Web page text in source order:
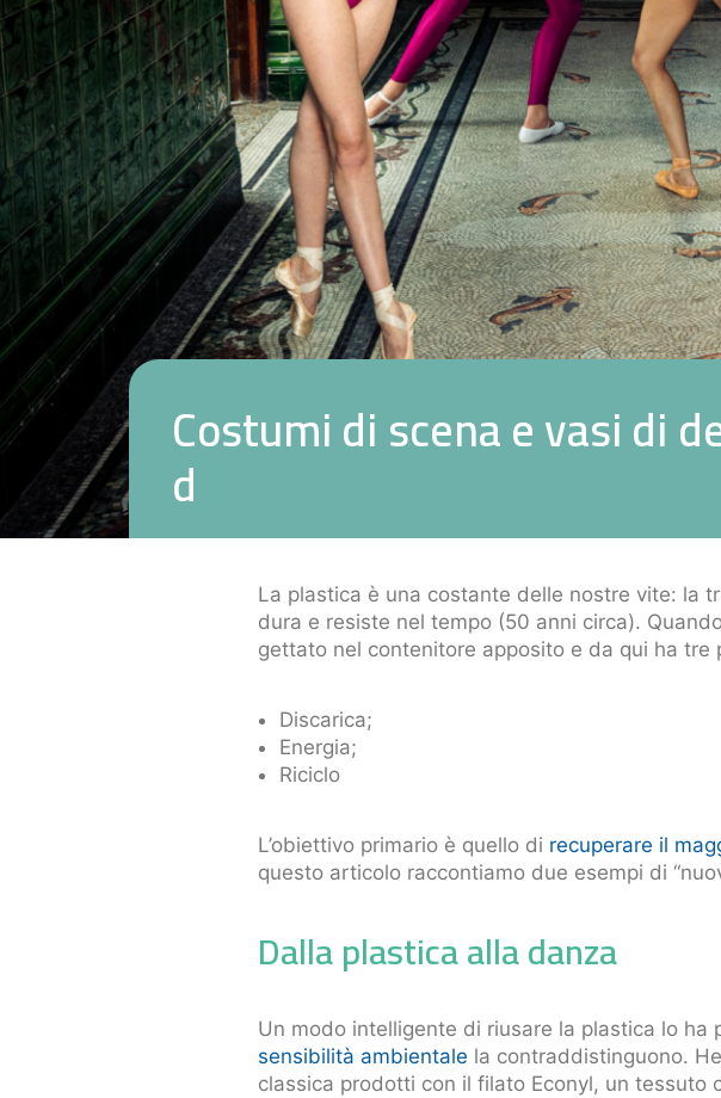
Costumidiscenaevasidid
d
La plastica è una costante delle nostre vite: la
dura e resiste nel tempo (50 anni circa).
gettato nel contenitore apposito e da qui ha tre
Discarica;
Energia;
Riciclo
L’obiettivo primario è quello di recuperare il
questo articolo raccontiamo due esempi di
Dalla plastica alla danza
Un modo intelligente di riusare la plastica lo ha
sensibilità ambientale la contraddistinguono.
classica prodotti con il filato Econyl, un